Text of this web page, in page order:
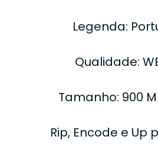
Legenda:
Qualidade:
Tamanho: 900
Rip, Encode e Up